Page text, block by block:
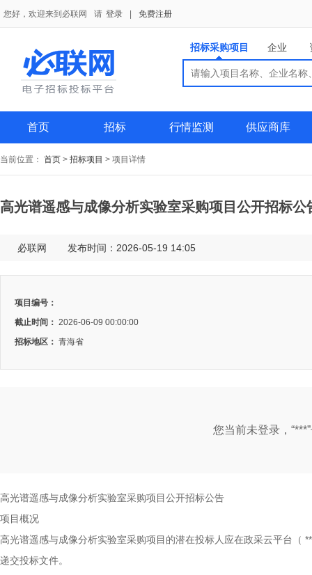
您好，欢迎来到必联网 请 登录 免费注册
招标采购项目 企业
首页 招标 行情监测 供应商库
当前位置： 首页 > 招标项目 > 项目详情
高光谱遥感与成像分析实验室采购项目公开招标公
必联网 发布时间：2026-05-19 14:05
项目编号：
截止时间： 2026-06-09 00:00:00
招标地区： 青海省
您当前未登录，
高光谱遥感与成像分析实验室采购项目公开招标公告
项目概况
高光谱遥感与成像分析实验室采购项目的潜在投标人应在政采云平台（
递交投标文件。